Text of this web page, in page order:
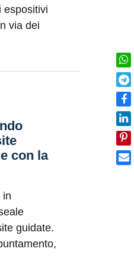
espositivi
via dei
con la
in
guidate.